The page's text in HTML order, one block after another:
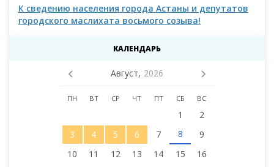
К сведению населения города Астаны и депутатов
городского маслихата восьмого созыва!
КАЛЕНДАРЬ
Август, 2026
ПН ВТ СР ЧТ ПТ СБ ВС
1
2
3
4 5 6 7 8
9
10
11 12 13 14 15
16